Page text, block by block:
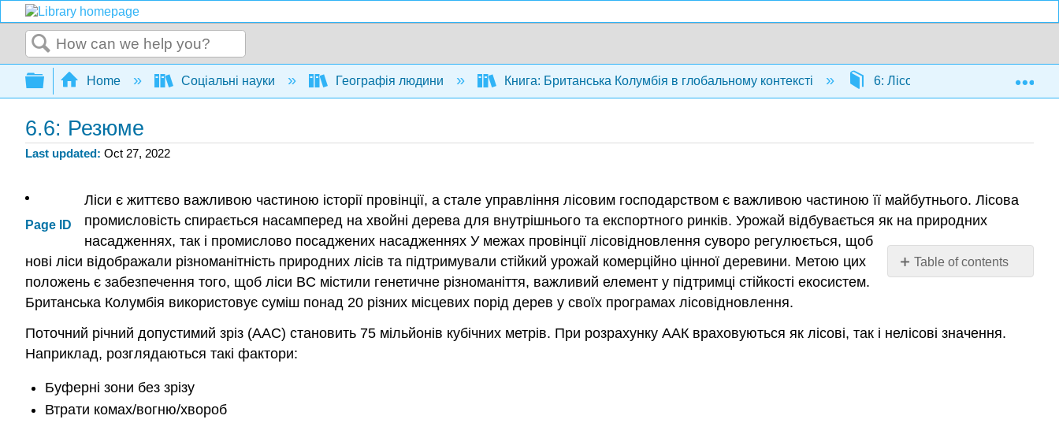
Search
Expand/collapse global hierarchy
Home Соціальні науки Географія людини Книга: Британська Колумбія в глобальному контексті 6: Лісове господарство в
6.6: Резюме
Last updated Oct 27, 2022
Page ID
Table of contents
No
Ліси є життєво важливою частиною історії провінції, а стале управління лісовим господарством є важливою частиною її майбутнього. Лісова
промисловість спирається насамперед на хвойні дерева для внутрішнього та експортного ринків. Урожай відбувається як на природних
насадженнях, так і промислово посаджених насадженнях У межах провінції лісовідновлення суворо регулюється, щоб
нові ліси відображали різноманітність природних лісів та підтримували стійкий урожай комерційно цінної деревини. Метою цих
положень є забезпечення того, щоб ліси BC містили генетичне різноманіття, важливий елемент у підтримці стійкості екосистем.
Британська Колумбія використовує суміш понад 20 різних місцевих порід дерев у своїх програмах лісовідновлення.
Поточний річний допустимий зріз (AAC) становить 75 мільйонів кубічних метрів. При розрахунку ААК враховуються як лісові, так і нелісові значення.
Наприклад, розглядаються такі фактори:
Буферні зони без зрізу
Втрати комах/вогню/хвороб